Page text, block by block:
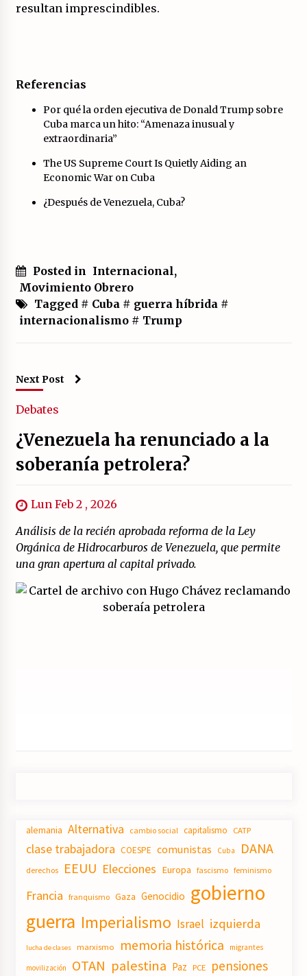
resultan imprescindibles.
Referencias
Por qué la orden ejecutiva de Donald Trump sobre
Cuba marca un hito: “Amenaza inusual y
extraordinaria”
The US Supreme Court Is Quietly Aiding an
Economic War on Cuba
¿Después de Venezuela, Cuba?
Posted in Internacional,
Movimiento Obrero
Tagged # Cuba# guerra híbrida#
internacionalismo# Trump
Next Post
Debates
¿Venezuela ha renunciado a la
soberanía petrolera?
Lun Feb 2 , 2026
Análisis de la recién aprobada reforma de la Ley
Orgánica de Hidrocarburos de Venezuela, que permite
una gran apertura al capital privado.
alemania Alternativa cambio social capitalismo CATP
clase trabajadora COESPE comunistas Cuba DANA
derechos EEUU Elecciones Europa fascismo feminismo
Francia franquismo Gaza Genocidio gobierno
guerra Imperialismo Israel izquierda
lucha de clases marxismo memoria histórica migrantes
movilización OTAN palestina Paz PCE pensiones